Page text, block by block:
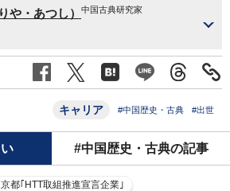
や・あつし） 中国古典研究家
キャリア #中国歴史・古典 #出世
#中国歴史・古典の記事
都｢HTT取組推進宣言企業｣